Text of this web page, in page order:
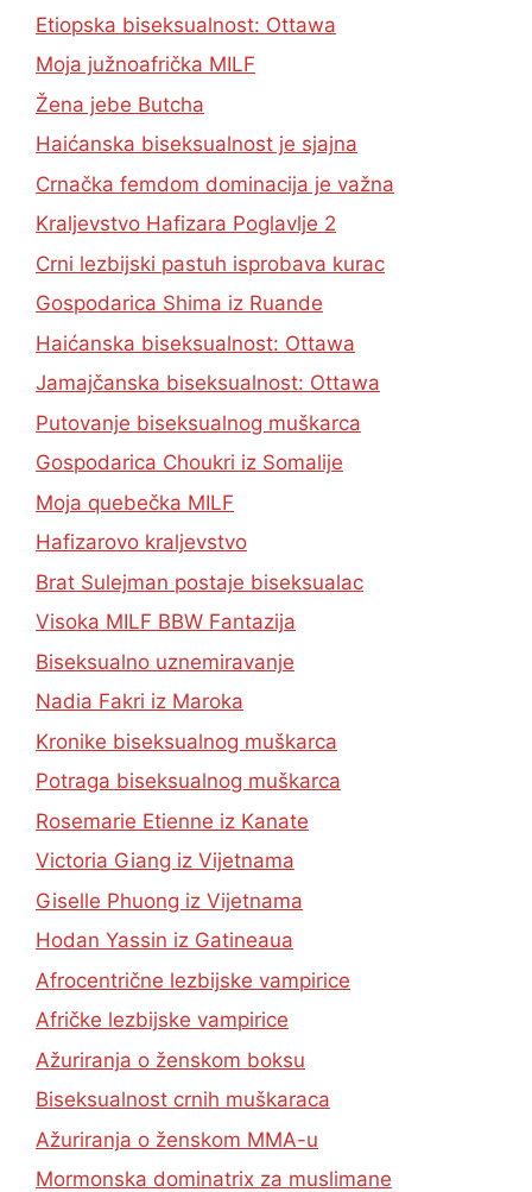
Etiopska biseksualnost: Ottawa
Moja južnoafrička MILF
Žena jebe Butcha
Haićanska biseksualnost je sjajna
Crnačka femdom dominacija je važna
Kraljevstvo Hafizara Poglavlje 2
Crni lezbijski pastuh isprobava kurac
Gospodarica Shima iz Ruande
Haićanska biseksualnost: Ottawa
Jamajčanska biseksualnost: Ottawa
Putovanje biseksualnog muškarca
Gospodarica Choukri iz Somalije
Moja quebečka MILF
Hafizarovo kraljevstvo
Brat Sulejman postaje biseksualac
Visoka MILF BBW Fantazija
Biseksualno uznemiravanje
Nadia Fakri iz Maroka
Kronike biseksualnog muškarca
Potraga biseksualnog muškarca
Rosemarie Etienne iz Kanate
Victoria Giang iz Vijetnama
Giselle Phuong iz Vijetnama
Hodan Yassin iz Gatineaua
Afrocentrične lezbijske vampirice
Afričke lezbijske vampirice
Ažuriranja o ženskom boksu
Biseksualnost crnih muškaraca
Ažuriranja o ženskom MMA-u
Mormonska dominatrix za muslimane